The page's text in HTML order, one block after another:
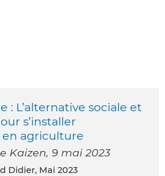
: L’alternative sociale et
s’installer
agriculture
Kaizen, 9 mai 2023
Didier, Mai 2023